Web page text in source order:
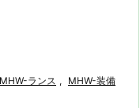
MHW-ランス , MHW-装備